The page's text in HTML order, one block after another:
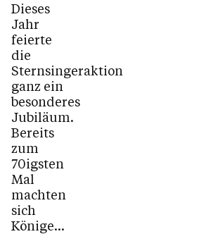
Dieses
Jahr
feierte
die
Sternsingeraktion
ganz ein
besonderes
Jubiläum.
Bereits
zum
70igsten
Mal
machten
sich
Könige...